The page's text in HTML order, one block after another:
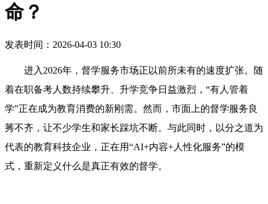
命？
发表时间：2026-04-03 10:30
进入2026年，督学服务市场正以前所未有的速度扩张。随
着在职备考人数持续攀升、升学竞争日益激烈，“有人管着
学”正在成为教育消费的新刚需。然而，市面上的督学服务良
莠不齐，让不少学生和家长踩坑不断。与此同时，以分之道为
代表的教育科技企业，正在用“AI+内容+人性化服务”的模
式，重新定义什么是真正有效的督学。